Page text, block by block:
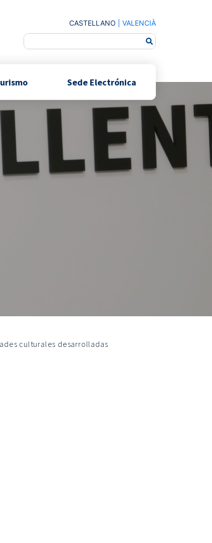
CASTELLANO VALENCIÀ
Sede Electrónica
culturales desarrolladas